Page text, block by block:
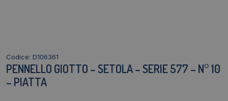
Codice: D106361
PENNELLO GIOTTO – SETOLA – SERIE 577 – N° 10
– PIATTA